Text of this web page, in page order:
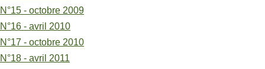
N°15 - octobre 2009
N°16 - avril 2010
N°17 - octobre 2010
N°18 - avril 2011